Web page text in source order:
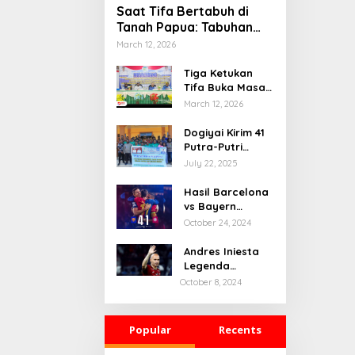
Saat Tifa Bertabuh di
Tanah Papua: Tabuhan
Tradisi yang Menyatukan
Sosial
March 12, 2026
Tiga Ketukan
Tifa Buka Masa
Depan Dogiyai,
Tebai Resmi
Mulai
Musrenbang
March 12, 2026
Dogiyai Kirim 41
Putra-Putri
Terbaik ke India
Komitmen Nyata
Bupati Dogiyai
Mencetak
Depan
July 22, 2025
Hasil Barcelona
vs Bayern
Munchen: 4-1
October 24, 2024
Andres Iniesta
Legenda
Barcelona
October 8, 2024
Popular Recents